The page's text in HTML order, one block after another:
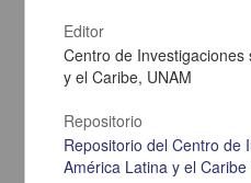
Editor
Centro de
y el Caribe, UNAM
Repositorio
Repositorio del Centro de
América Latina y el